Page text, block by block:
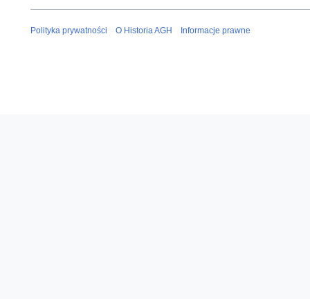
Polityka prywatności O Historia AGH Informacje prawne